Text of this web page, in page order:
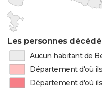
Les personnes
Aucun habitant de
Département d'où
Département d'où